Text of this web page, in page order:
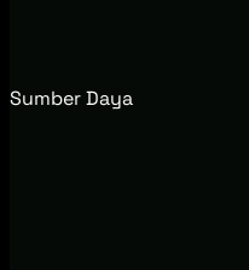
Sumber Daya